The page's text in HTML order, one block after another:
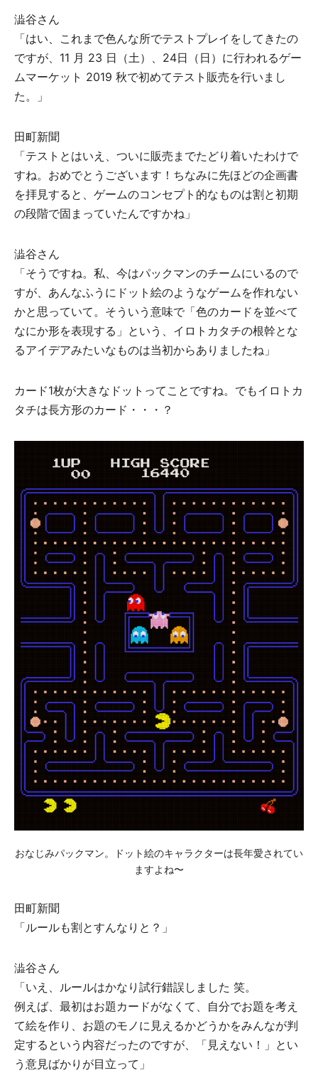
澁⾕さん
「はい、これまで⾊んな所でテストプレイをしてきたの
ですが、11 ⽉ 23 ⽇（土）、24⽇（日）に⾏われるゲー
ムマーケット 2019 秋で初めてテスト販売を⾏いまし
た。」
⽥町新聞
「テストとはいえ、ついに販売までたどり着いたわけで
すね。おめでとうございます！ちなみに先ほどの企画書
を拝⾒すると、ゲームのコンセプト的なものは割と初期
の段階で固まっていたんですかね」
澁⾕さん
「そうですね。私、今はパックマンのチームにいるので
すが、あんなふうにドット絵のようなゲームを作れない
かと思っていて。そういう意味で「⾊のカードを並べて
なにか形を表現する」という、イロトカタチの根幹とな
るアイデアみたいなものは当初からありましたね」
カード1枚が大きなドットってことですね。でもイロトカ
タチは長方形のカード・・・？
おなじみパックマン。ドット絵のキャラクターは⻑年愛されてい
ますよね〜
⽥町新聞
「ルールも割とすんなりと？」
澁⾕さん
「いえ、ルールはかなり試⾏錯誤しました 笑。
例えば、最初はお題カードがなくて、自分でお題を考え
て絵を作り、お題のモノに見えるかどうかをみんなが判
定するという内容だったのですが、「見えない！」とい
う意見ばかりが目立って」